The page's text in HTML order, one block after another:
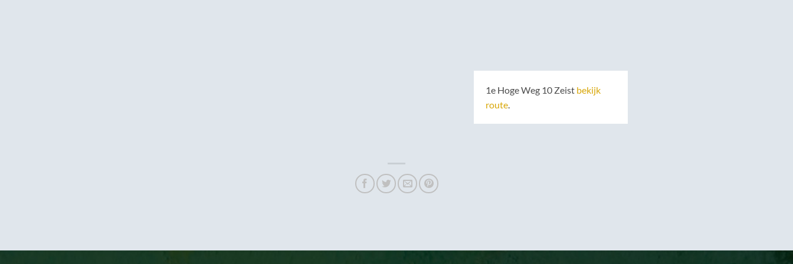
1e Hoge Weg 10 Zeist bekijk
route.